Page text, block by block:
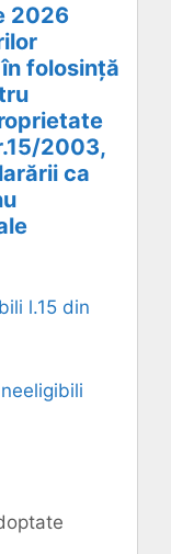
2026
folosință
2003,
ca
l.15 din